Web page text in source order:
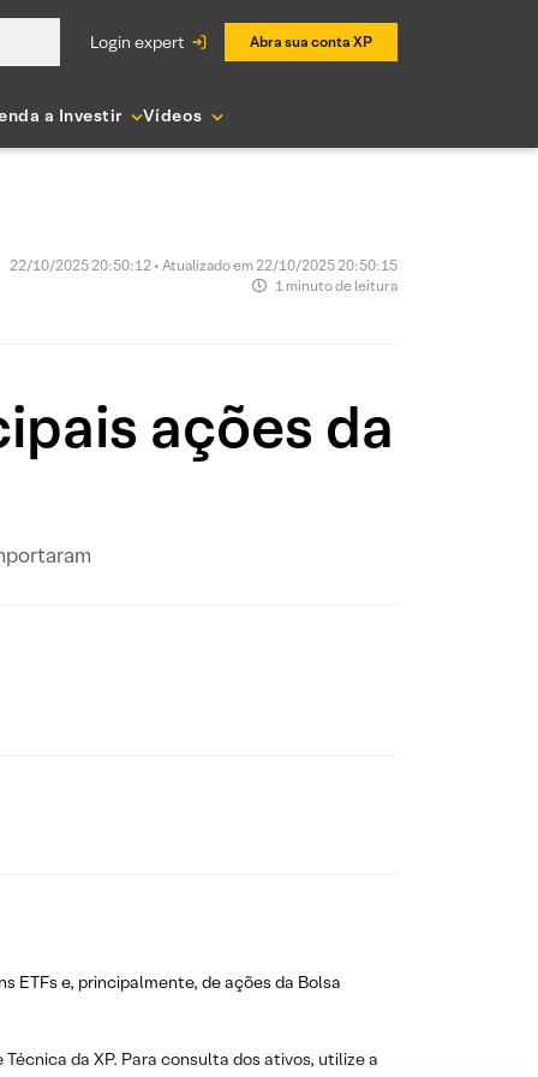
login expert Abra sua conta XP
a Investir Vídeos
22/10/2025 20:50:12 • Atualizado em 22/10/2025 20:50:15
1 minuto de leitura
ações da
ETFs e, principalmente, de ações da Bolsa
da XP. Para consulta dos ativos, utilize a